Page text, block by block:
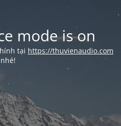
mode is on
tại https://thuvienaudio.com
nhé!